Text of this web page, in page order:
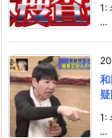
1:
...
1:
...